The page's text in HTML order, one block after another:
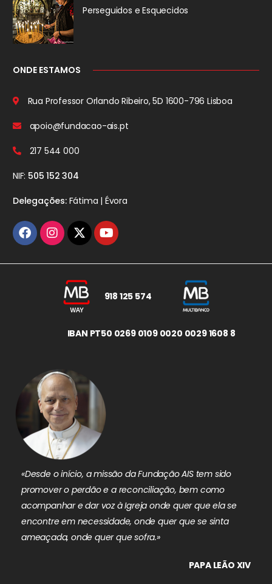
Perseguidos e Esquecidos
ONDE ESTAMOS
Rua Professor Orlando Ribeiro, 5D 1600-796 Lisboa
apoio@fundacao-ais.pt
217 544 000
NIF: 505 152 304
Delegações:Fátima | Évora
918 125 574
IBAN PT50 0269 0109 0020 0029 1608 8
«Desde o início, a missão da Fundação AIS tem sido
promover o perdão e a reconciliação, bem como
acompanhar e dar voz à Igreja onde quer que ela se
encontre em necessidade, onde quer que se sinta
ameaçada, onde quer que sofra.»
PAPA LEÃO XIV